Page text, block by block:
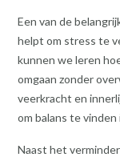
Een van de
helpt om stress te
kunnen we leren
omgaan zonder
veerkracht en
om balans te
Naast het